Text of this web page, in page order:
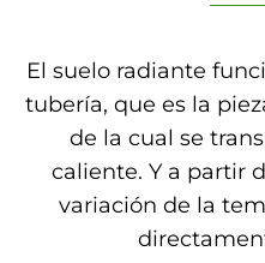
El suelo radiante
tubería, que es la
de la cual se
caliente. Y a partir
variación de la